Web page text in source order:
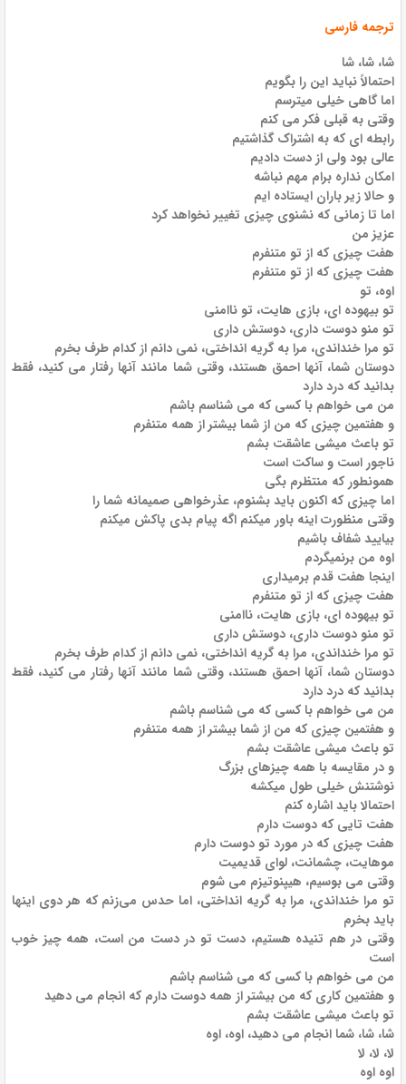
ترجمه فارسی
شا، شا، شا
احتمالاً نباید این را بگویم
اما گاهی خیلی میترسم
وقتی به قبلی فکر می کنم
رابطه ای که به اشتراک گذاشتیم
عالی بود ولی از دست دادیم
امکان نداره برام مهم نباشه
و حالا زیر باران ایستاده ایم
اما تا زمانی که نشنوی چیزی تغییر نخواهد کرد
عزیز من
هفت چیزی که از تو متنفرم
هفت چیزی که از تو متنفرم
اوه، تو
تو بیهوده ای، بازی هایت، تو ناامنی
تو منو دوست داری، دوستش داری
تو مرا خنداندی، مرا به گریه انداختی، نمی دانم از کدام طرف بخرم
دوستان شما، آنها احمق هستند، وقتی شما مانند آنها رفتار می کنید، فقط
بدانید که درد دارد
من می خواهم با کسی که می شناسم باشم
و هفتمین چیزی که من از شما بیشتر از همه متنفرم
تو باعث میشی عاشقت بشم
ناجور است و ساکت است
همونطور که منتظرم بگی
اما چیزی که اکنون باید بشنوم، عذرخواهی صمیمانه شما را
وقتی منظورت اینه باور میکنم اگه پیام بدی پاکش میکنم
بیایید شفاف باشیم
اوه من برنمیگردم
اینجا هفت قدم برمیداری
هفت چیزی که از تو متنفرم
تو بیهوده ای، بازی هایت، ناامنی
تو منو دوست داری، دوستش داری
تو مرا خنداندی، مرا به گریه انداختی، نمی دانم از کدام طرف بخرم
دوستان شما، آنها احمق هستند، وقتی شما مانند آنها رفتار می کنید، فقط
بدانید که درد دارد
من می خواهم با کسی که می شناسم باشم
و هفتمین چیزی که من از شما بیشتر از همه متنفرم
تو باعث میشی عاشقت بشم
و در مقایسه با همه چیزهای بزرگ
نوشتنش خیلی طول میکشه
احتمالا باید اشاره کنم
هفت تایی که دوست دارم
هفت چیزی که در مورد تو دوست دارم
موهایت، چشمانت، لوای قدیمیت
وقتی می بوسیم، هیپنوتیزم می شوم
تو مرا خنداندی، مرا به گریه انداختی، اما حدس می‌زنم که هر دوی اینها
باید بخرم
وقتی در هم تنیده هستیم، دست تو در دست من است، همه چیز خوب
است
من می خواهم با کسی که می شناسم باشم
و هفتمین کاری که من بیشتر از همه دوست دارم که انجام می دهید
تو باعث میشی عاشقت بشم
شا، شا، شما انجام می دهید، اوه، اوه
لا، لا، لا
اوه اوه